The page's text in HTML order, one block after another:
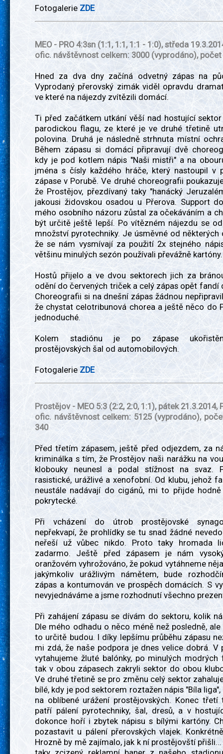
Fotogalerie ZDE
MEO - PRO 4:3sn (1:1, 1:1, 1:1 - 1:0), středa
ofic. návštěvnost celkem: 3000 (vyprodáno),
Hned za dva dny začíná odvetný zápas na
Vyprodaný přerovský zimák viděl opravdu
ve které na nájezdy zvítězili domácí.
Ti před začátkem utkání věší nad hostující
parodickou flagu, ze které je ve druhé třetině
polovina. Druhá je následně strhnuta místní
Během zápasu si domácí připravují dvě
kdy je pod kotlem nápis "Naši mistři" a na
jména s čísly každého hráče, který nastoupil v
zápase v Porubě. Ve druhé choreografii
že Prostějov, přezdívaný taky "hanácký
jakousi židovskou osadou u Přerova. Support
mého osobního názoru zůstal za očekáváním a
být určitě ještě lepší. Po vítězném nájezdu se
množství pyrotechniky. Je úsměvné od některých
že se nám vysmívají za použití 2x stejného
většinu minulých sezón používali převážně kartóny.
Hostů přijelo a ve dvou sektorech jich za
odění do červených triček a celý zápas opět fandí
Choreografii si na dnešní zápas žádnou
že chystat celotribunová chorea a ještě něco do
jednoduché.
Kolem stadiónu je po zápase
prostějovských šal od automobilových.
Fotogalerie ZDE
Prostějov - MEO 5:3 (2:2, 2:0, 1:1), pátek 21.3.2014,
ofic. návštěvnost celkem: 5125 (vyprodáno),
340
Před třetím zápasem, ještě před odjezdem, za
kriminálka s tím, že Prostějov naši narážku na
klobouky neunesl a podal stížnost na svaz.
rasistické, urážlivé a xenofobní. Od klubu, jehož
neustále nadávají do cigánů, mi to přijde
pokrytecké.
Při vcházení do útrob prostějovské
nepřekvapí, že prohlídky se tu snad žádné
neřeší už vůbec nikdo. Proto taky hromada
zadarmo. Ještě před zápasem je nám
oranžovém vyhrožováno, že pokud vytáhneme
jakýmkoliv urážlivým námětem, bude
zápas a kontumován ve prospěch domácích. S
nevyjednáváme a jsme rozhodnutí všechno
Při zahájení zápasu se dívám do sektoru, kolik
Dle mého odhadu o něco méně než posledně,
to určitě budou. I díky lepšímu průběhu zápasu
mi zdá, že naše podpora je dnes velice dobrá. V
vytahujeme žluté balónky, po minulých
tak v obou zápasech zakryli sektor do obou
Ve druhé třetině se pro změnu celý sektor
bílé, kdy je pod sektorem roztažen nápis "Bíla
na oblíbené urážení prostějovských. Konec třetí
patří pálení pyrotechniky, šal, dresů, a v
dokonce hoří i zbytek nápisu s bílými kartóny.
pozastavit u pálení přerovských vlajek.
Hrozně by mě zajímalo, jak k ní prostějovští